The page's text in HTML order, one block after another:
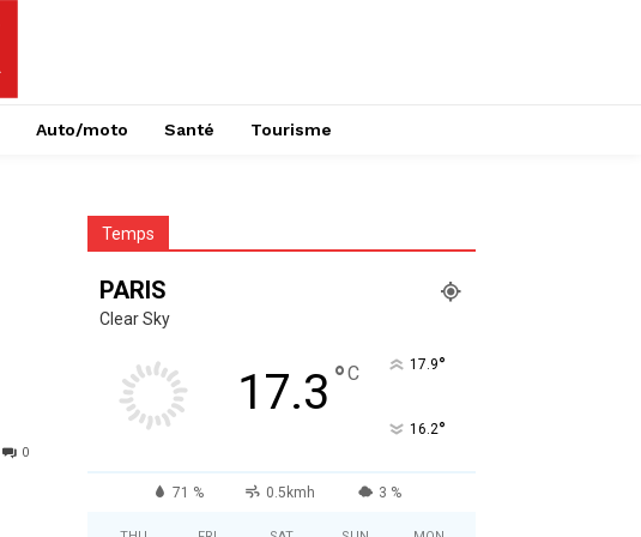
Auto/moto Santé Tourisme
0
Temps
PARIS
Clear Sky
17.3 °C 17.9°
16.2°
71 % 0.5kmh 3 %